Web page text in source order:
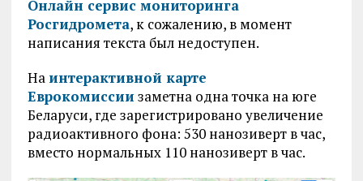
Онлайн сервис мониторинга
Росгидромета, к сожалению, в момент
написания текста был недоступен.
На интерактивной карте
Еврокомиссии заметна одна точка на юге
Беларуси, где зарегистрировано увеличение
радиоактивного фона: 530 нанозиверт в час,
вместо нормальных 110 нанозиверт в час.